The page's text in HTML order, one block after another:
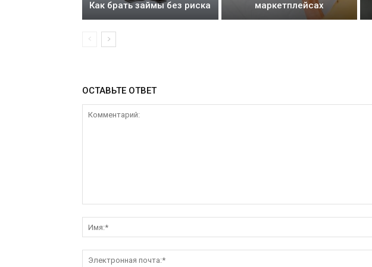
Как брать займы без риска
маркетплейсах
ОСТАВЬТЕ ОТВЕТ